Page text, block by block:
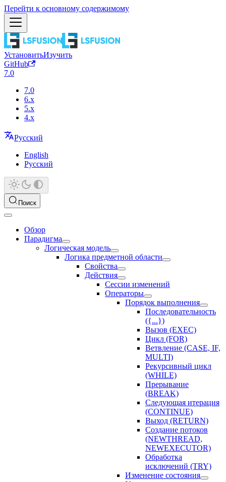
Перейти к основному содержимому
УстановитьИзучить
GitHub
7.0
7.0
6.x
5.x
4.x
Русский
English
Русский
Поиск
Обзор
Парадигма
Логическая модель
Логика предметной области
Свойства
Действия
Сессии изменений
Оператоpы
Порядок выполнения
Последовательность
({...})
Вызов (EXEC)
Цикл (FOR)
Ветвление (CASE, IF,
MULTI)
Рекурсивный цикл
(WHILE)
Прерывание
(BREAK)
Следующая итерация
(CONTINUE)
Выход (RETURN)
Создание потоков
(NEWTHREAD,
NEWEXECUTOR)
Обработка
исключений (TRY)
Изменение состояния